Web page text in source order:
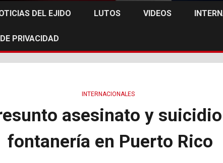
DEL EJIDO LUTOS VIDEOS
PRIVACIDAD
INTERNACIONALES
asesinato y
fontanería en Puerto Rico